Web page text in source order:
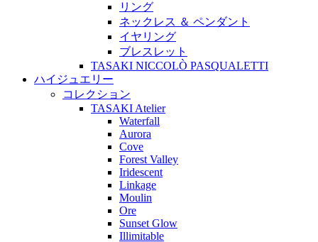
リング
ネックレス ＆ ペンダント
イヤリング
ブレスレット
TASAKI NICCOLÒ PASQUALETTI
ハイジュエリー
コレクション
TASAKI Atelier
Waterfall
Aurora
Cove
Forest Valley
Iridescent
Linkage
Moulin
Ore
Sunset Glow
Illimitable